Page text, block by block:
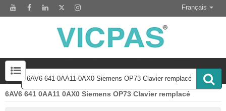
Français
Écrans tactiles-Claviers-Écrans et plus Rechercher 50000 Inventaire
6AV6 641 0AA11 0AX0 Siemens OP73 Clavier remplacé